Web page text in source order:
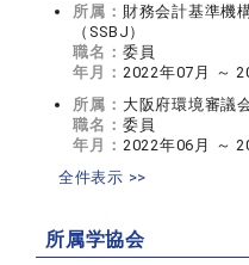
所属： 財務会計基準機
（SSBJ）
職名： 委員
年月： 2022年07月 ～
所属： 大阪府環境審議
職名： 委員
年月： 2022年06月 ～
全件表示 >>
所属学協会